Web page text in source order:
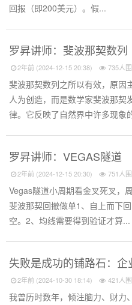
回报（即200美元）。假...
罗昇讲师：斐波那契数列
2年前 (2024-12-15 20:38) 735人
斐波那契数列之所以有效，原因
人为创造，而是数学家斐波那契
律。它反映了自然界中许多现象
罗昇讲师：VEGAS隧道
2年前 (2024-12-15 20:30) 751人
Vegas隧道小周期看金叉死叉，
斐波那契回撤做单1、自上而下
空。2、均线需要得到验证才算...
失败是成功的铺路石：
2年前 (2024-10-30 18:14) 421人
我曾历时数年，倾注脑力、财力